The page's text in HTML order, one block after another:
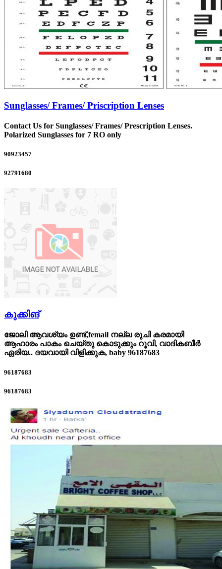
Sunglasses/ Frames/ Priscription Lenses
Contact Us for Sunglasses/ Frames/ Prescription Lenses.
Polarized Sunglasses for 7 RO only
90923457
92791680
കുക്കിങ്
ജോലി ആവശ്യം ഉണ്ട്,femail നല്ല രുചി കരമായി
ആഹാരം പാകം ചെയ്‌തു കൊടുക്കും റൂവി, വാദികബീർ
ഏരിയ.. ദയവായി വിളിക്കുക, baby 96187683
96187683
96187683